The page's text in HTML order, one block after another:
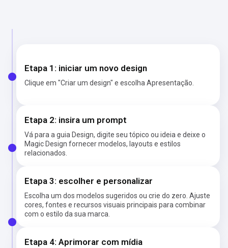
Etapa 1: iniciar um novo design
Clique em "Criar um design" e escolha Apresentação.
Etapa 2: insira um prompt
Vá para a guia Design, digite seu tópico ou ideia e deixe o
Magic Design fornecer modelos, layouts e estilos
relacionados.
Etapa 3: escolher e personalizar
Escolha um dos modelos sugeridos ou crie do zero. Ajuste
cores, fontes e recursos visuais principais para combinar
com o estilo da sua marca.
Etapa 4: Aprimorar com mídia